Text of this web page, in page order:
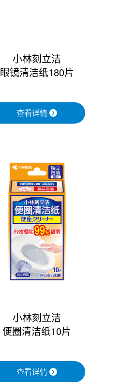
小林刻立洁
眼镜清洁纸180片
查看详情
小林刻立洁
便圈清洁纸10片
查看详情